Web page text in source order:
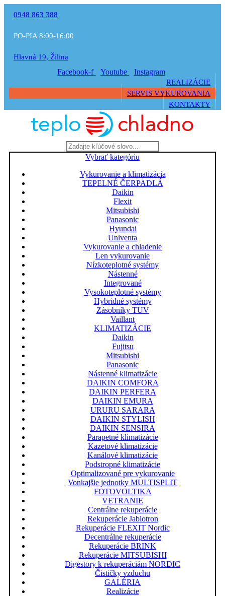
0948 863 388
PO-PIA 8:00-16:00
Hlavná 19, Žilina
Facebook-f Youtube Instagram
REALIZÁCIE
SERVIS VYKUROVANIA
KONTAKTY
Vybrať kategóriu
Vykurovanie a klimatizácia
TEPELNÉ ČERPADLÁ
Daikin
Flexit
Mitsubishi
Panasonic
Hyundai
Univenta
Vykurovanie a chladenie
Len vykurovanie
Nízkoteplotné systémy
Nástenné
Integrované
Vysokoteplotné systémy
Hybridné systémy
Zásobníky TUV
Vaillant
KLIMATIZÁCIE
Daikin
Fujitsu
Mitsubishi
Panasonic
Nástenné klimatizácie
DAIKIN COMFORA
DAIKIN PERFERA
DAIKIN EMURA
URURU SARARA
DAIKIN STYLISH
DAIKIN SENSIRA
Parapetné klimatizácie
Kazetové klimatizácie
Kanálové klimatizácie
Podstropné klimatizácie
Optimalizované pre vykurovanie
Vonkajšie jednotky MULTISPLIT
FOTOVOLTIKA
VETRANIE
Centrálne rekuperácie
Rekuperácie Jablotron
Rekuperácie FLEXIT Nordic
Decentrálne rekuperácie
Rekuperácie BRINK
Rekuperácie MITSUBISHI
Digestory k rekuperáciám NORDIC
Čističky vzduchu
GALÉRIA
Realizácie